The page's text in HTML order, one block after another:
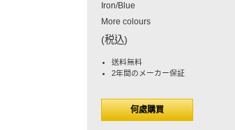
Iron/Blue
More colours
(税込)
送料無料
2年間のメーカー保証
何處購買